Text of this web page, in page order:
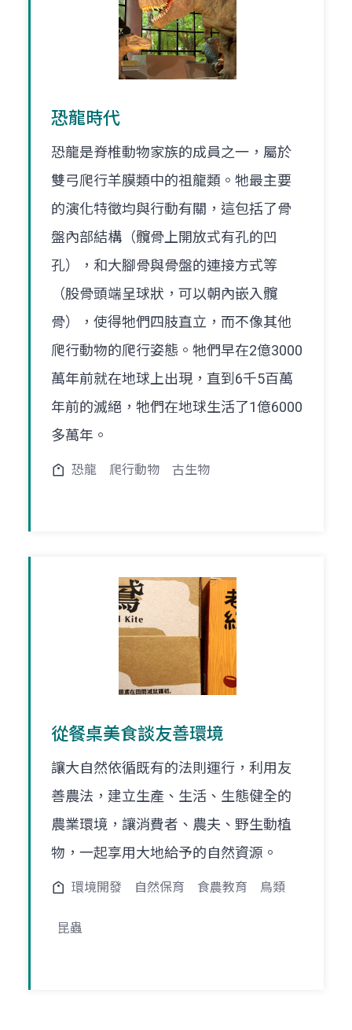
恐龍時代
恐龍是脊椎動物家族的成員之一，屬於
雙弓爬行羊膜類中的祖龍類。牠最主要
的演化特徵均與行動有關，這包括了骨
盤內部結構（髖骨上開放式有孔的凹
孔），和大腳骨與骨盤的連接方式等
（股骨頭端呈球狀，可以朝內嵌入髖
骨），使得牠們四肢直立，而不像其他
爬行動物的爬行姿態。牠們早在2億3000
萬年前就在地球上出現，直到6千5百萬
年前的滅絕，牠們在地球生活了1億6000
多萬年。
恐龍 爬行動物 古生物
從餐桌美食談友善環境
讓大自然依循既有的法則運行，利用友
善農法，建立生產、生活、生態健全的
農業環境，讓消費者、農夫、野生動植
物，一起享用大地給予的自然資源。
環境開發 自然保育 食農教育 鳥類
昆蟲